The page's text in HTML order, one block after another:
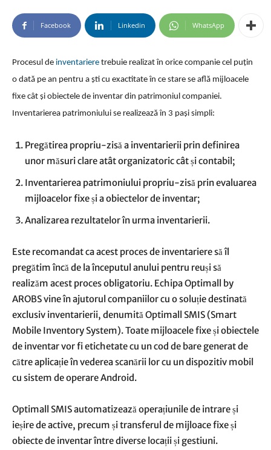
Facebook Linkedin WhatsApp
Procesul de inventariere trebuie realizat în orice companie cel puțin
o dată pe an pentru a ști cu exactitate în ce stare se află mijloacele
fixe cât și obiectele de inventar din patrimoniul companiei.
Inventarierea patrimoniului se realizează în 3 pași simpli:
Pregătirea propriu-zisă a inventarierii prin definirea
unor măsuri clare atât organizatoric cât și contabil;
Inventarierea patrimoniului propriu-zisă prin evaluarea
mijloacelor fixe și a obiectelor de inventar;
Analizarea rezultatelor în urma inventarierii.
Este recomandat ca acest proces de inventariere să îl
pregătim încă de la începutul anului pentru reuși să
realizăm acest proces obligatoriu. Echipa Optimall by
AROBS vine în ajutorul companiilor cu o soluție destinată
exclusiv inventarierii, denumită Optimall SMIS (Smart
Mobile Inventory System). Toate mijloacele fixe și obiectele
de inventar vor fi etichetate cu un cod de bare generat de
către aplicație în vederea scanării lor cu un dispozitiv mobil
cu sistem de operare Android.
Optimall SMIS automatizează operațiunile de intrare și
ieșire de active, precum și transferul de mijloace fixe și
obiecte de inventar între diverse locații și gestiuni.